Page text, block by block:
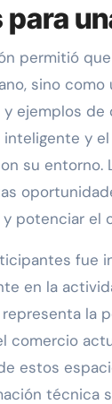
para
permitió
sino como
ejemplos
y
su entorno.
potenciar el
fue
en la
representa
comercio
estos
técnica